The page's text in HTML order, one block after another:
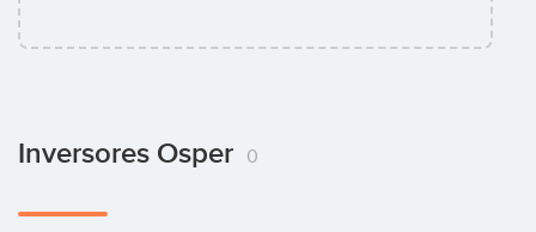
Inversores Osper 0